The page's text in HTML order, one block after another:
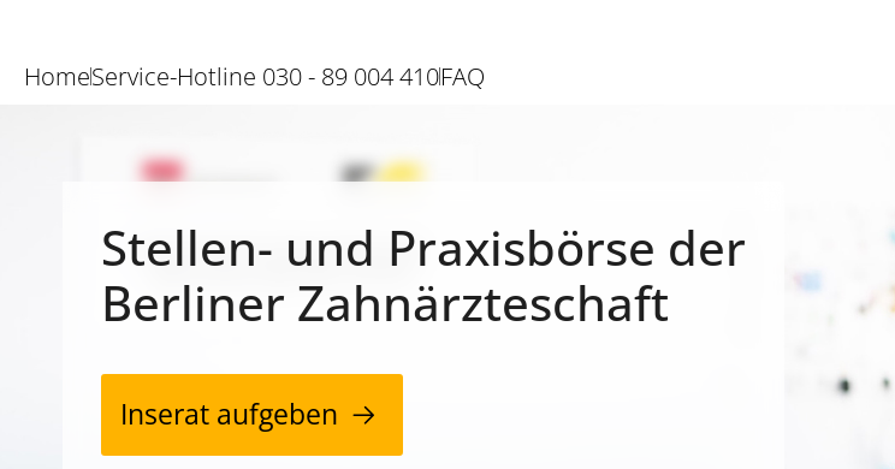
HomeService-Hotline 030 - 89 004 410FAQ
Stellen- und Praxisbörse der
Berliner Zahnärzteschaft
Inserat aufgeben